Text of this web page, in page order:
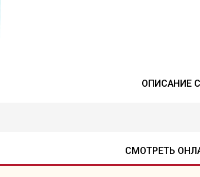
ОПИСАНИЕ
СМОТРЕТЬ